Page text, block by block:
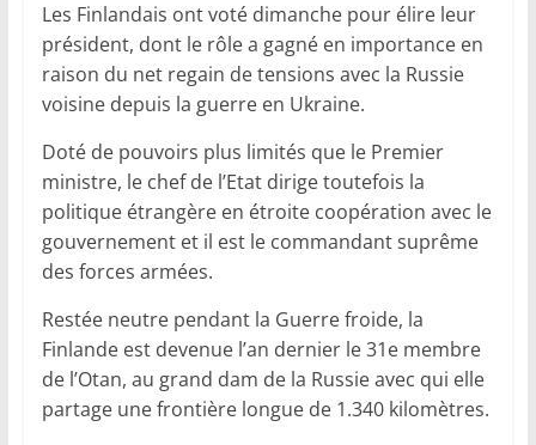
Les Finlandais ont voté dimanche pour élire leur
président, dont le rôle a gagné en importance en
raison du net regain de tensions avec la Russie
voisine depuis la guerre en Ukraine.
Doté de pouvoirs plus limités que le Premier
ministre, le chef de l’Etat dirige toutefois la
politique étrangère en étroite coopération avec le
gouvernement et il est le commandant suprême
des forces armées.
Restée neutre pendant la Guerre froide, la
Finlande est devenue l’an dernier le 31e membre
de l’Otan, au grand dam de la Russie avec qui elle
partage une frontière longue de 1.340 kilomètres.